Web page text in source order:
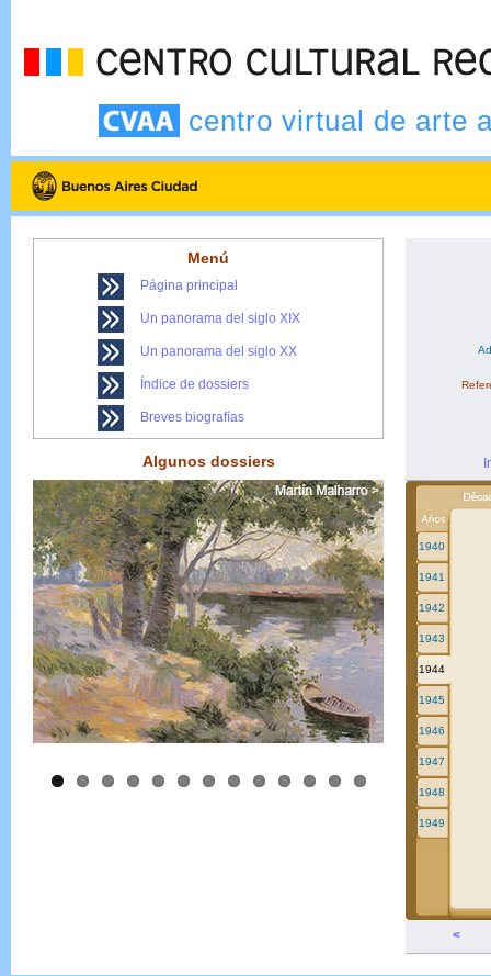
centro virtual de arte
Menú
Página principal
Un panorama del siglo XIX
Un panorama del siglo XX
Índice de dossiers
Breves biografías
Algunos dossiers
1940
1941
1942
1943
1944
1945
1946
1947
1948
1949
<